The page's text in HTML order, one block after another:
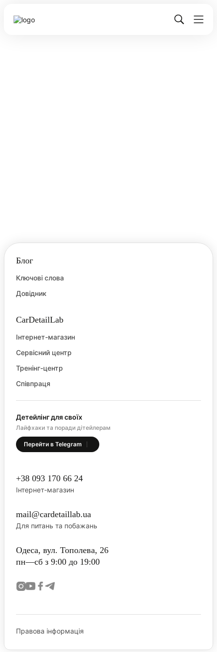
+38 093 170 66 24
Інтернет-магазин
mail@cardetaillab.ua
Для питань та побажань
Одеса, вул. Тополева, 26
пн—сб з 9:00 до 19:00
Блог
Ключові слова
Довідник
CarDetailLab
Інтернет-магазин
Сервісний центр
Тренінг-центр
Співпраця
Детейлінг для своїх
Лайфхаки та поради дітейлерам
Перейти в Telegram
Правова інформація